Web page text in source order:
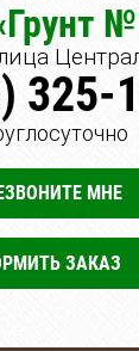
325-
МНЕ
ЗАКАЗ